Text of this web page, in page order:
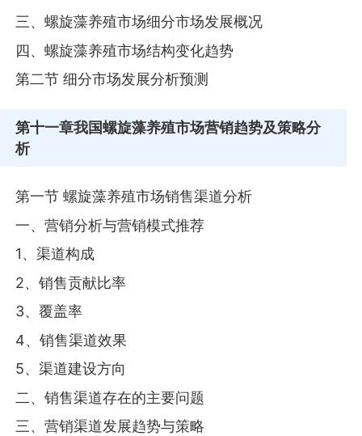
三、螺旋藻养殖市场细分市场发展概况
四、螺旋藻养殖市场结构变化趋势
第二节 细分市场发展分析预测
第十一章我国螺旋藻养殖市场营销趋势及策略分
析
第一节 螺旋藻养殖市场销售渠道分析
一、营销分析与营销模式推荐
1、渠道构成
2、销售贡献比率
3、覆盖率
4、销售渠道效果
5、渠道建设方向
二、销售渠道存在的主要问题
三、营销渠道发展趋势与策略